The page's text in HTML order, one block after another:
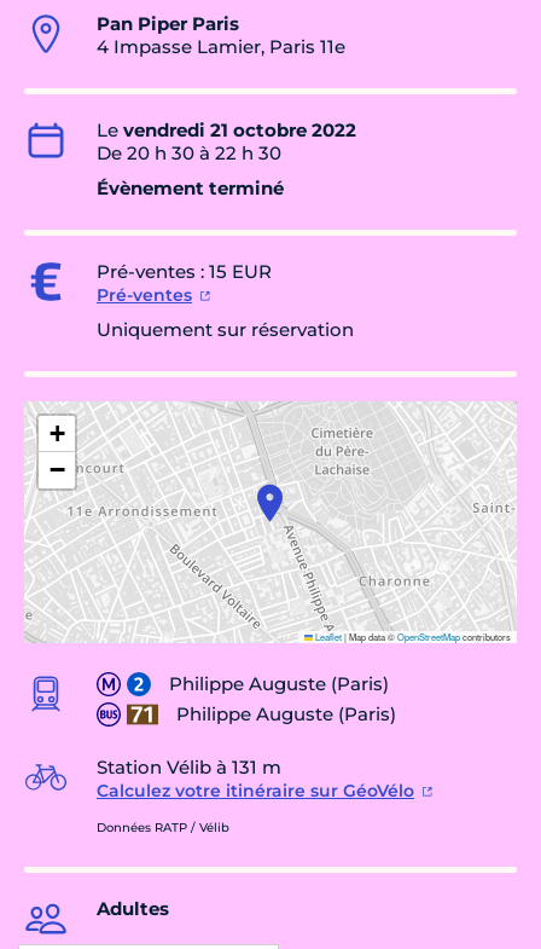
Pan Piper Paris
4 Impasse Lamier, Paris 11e
Le vendredi 21 octobre 2022
De 20 h 30 à 22 h 30
Évènement terminé
Pré-ventes : 15 EUR
Pré-ventes
Uniquement sur réservation
+
−
Leaflet|Map data ©OpenStreetMapcontributors
Philippe Auguste (Paris)
Philippe Auguste (Paris)
Station Vélib à 131 m
Calculez votre itinéraire sur GéoVélo
Données RATP / Vélib
Adultes